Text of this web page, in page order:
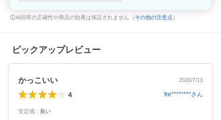
AI回答の正確性や商品の効果は保証されません（ その他の注意点 ）
ピックアップレビュー
かっこいい 2026/7/13
4 fre********さん
安定感 ： 良い